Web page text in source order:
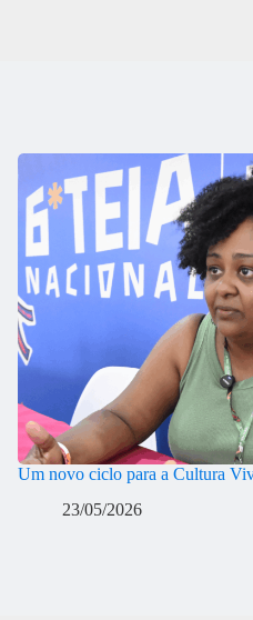
Um novo ciclo para a Cultura
23/05/2026